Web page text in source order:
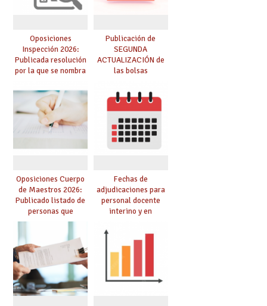
Oposiciones
Inspección 2026:
Publicada resolución
por la que se nombra
prácticas, se regulan
dichas prácticas y se
convoca acto público
de adjudicación
Publicación de
SEGUNDA
ACTUALIZACIÓN de
las bolsas
Cuerpo de Maestros
de especialidades
convocadas a
oposición
Oposiciones Cuerpo
de Maestros 2026:
Publicado listado de
personas que
adquieren nueva
especialidad
Fechas de
adjudicaciones para
personal docente
interino y en
debes saber